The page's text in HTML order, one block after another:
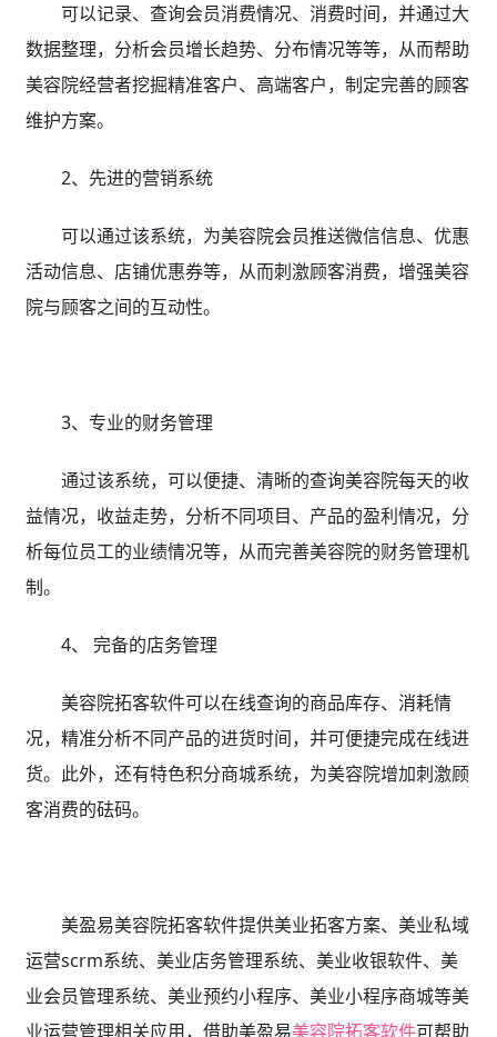
可以记录、查询会员消费情况、消费时间，并通过大
数据整理，分析会员增长趋势、分布情况等等，从而帮助
美容院经营者挖掘精准客户、高端客户，制定完善的顾客
维护方案。
2、先进的营销系统
可以通过该系统，为美容院会员推送微信信息、优惠
活动信息、店铺优惠券等，从而刺激顾客消费，增强美容
院与顾客之间的互动性。
3、专业的财务管理
通过该系统，可以便捷、清晰的查询美容院每天的收
益情况，收益走势，分析不同项目、产品的盈利情况，分
析每位员工的业绩情况等，从而完善美容院的财务管理机
制。
4、 完备的店务管理
美容院拓客软件可以在线查询的商品库存、消耗情
况，精准分析不同产品的进货时间，并可便捷完成在线进
货。此外，还有特色积分商城系统，为美容院增加刺激顾
客消费的砝码。
美盈易美容院拓客软件提供美业拓客方案、美业私域
运营scrm系统、 美业店务管理系统、美业收银软件、美
业会员管理系统、美业预约小程序、美业小程序商城等美
业运营管理相关应用，借助美盈易美容院拓客软件可帮助